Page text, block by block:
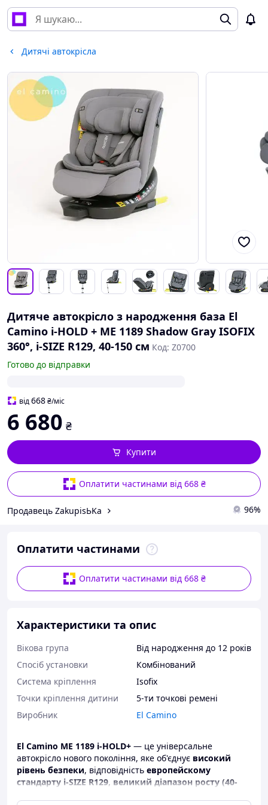
Дитячі автокрісла
Дитяче автокрісло з народження база El
Camino i-HOLD + ME 1189 Shadow Gray ISOFIX
360°, i-SIZE R129, 40-150 см Код: Z0700
Готово до відправки
від668₴/міс
6 680 ₴
Оплатити частинами від 668 ₴
Купити
Продавець ZakupisЬKa 96%
Оплатити частинами
Оплатити частинами від 668 ₴
Характеристики та опис
Вікова група
Від народження до 12 років
Спосіб установки
Комбінований
Система кріплення
Isofix
Точки кріплення дитини
5-ти точкові ремені
Виробник
El Camino
El Camino ME 1189 i-HOLD+ — це універсальне
автокрісло нового покоління, яке об'єднує високий
рівень безпеки, відповідність европейскому
стандарту i-SIZE R129, великий діапазон росту (40-